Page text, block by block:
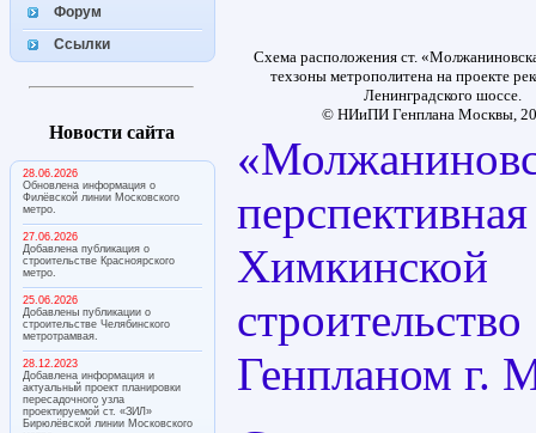
Форум
Ссылки
Новости сайта
28.06.2026
Обновлена информация о
Филёвской линии Московского
метро.
27.06.2026
Добавлена публикация о
строительстве Красноярского
метро.
25.06.2026
Добавлены публикации о
строительстве Челябинского
метротрамвая.
28.12.2023
Добавлена информация и
актуальный проект планировки
пересадочного узла
проектируемой ст. «ЗИЛ»
Бирюлёвской линии Московского
Схема расположения ст.
техзоны метрополитена на проекте
Ленинградского шоссе.
© НИиПИ Генплана Москвы,
Генпланом г.